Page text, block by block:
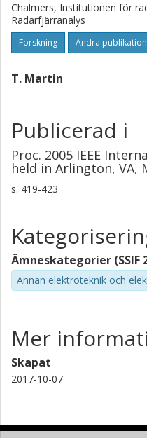
Chalmers, Institutionen för
Radarfjärranalys
Forskning Andra
T. Martin
Publicerad i
Proc. 2005 IEEE
held in Arlington, VA,
s. 419-423
Ämneskategorier (SSIF
Annan elektroteknik och
Mer
Skapat
2017-10-07